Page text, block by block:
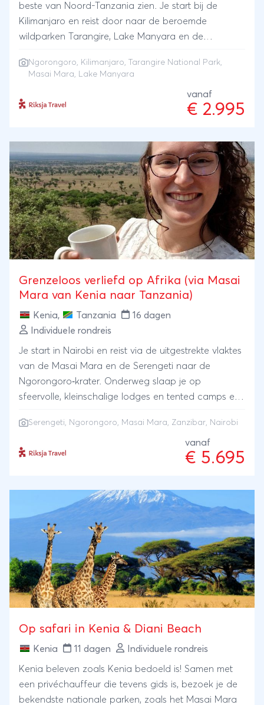
beste van Noord-Tanzania zien. Je start bij de
Kilimanjaro en reist door naar de beroemde
wildparken Tarangire, Lake Manyara en de
naar de Big Five en zie je hoe het landschap telkens
Masai en overnacht in kleinschalige lodges op
mooie plekken. Een gevarieerde Tanzania-ervaring,
Ngorongoro, Kilimanjaro, Tarangire National Park,
Masai Mara, Lake Manyara
vanaf
€ 2.995
Grenzeloos verliefd op Afrika (via Masai
Mara van Kenia naar Tanzania)
Kenia, Tanzania
16 dagen
Individuele rondreis
Je start in Nairobi en reist via de uitgestrekte vlaktes
van de Masai Mara en de Serengeti naar de
Ngorongoro‑krater. Onderweg slaap je op
sfeervolle, kleinschalige lodges en tented camps en
de Masai. Na het avontuur wacht ontspanning aan
Serengeti, Ngorongoro, Masai Mara, Zanzibar, Nairobi
vanaf
€ 5.695
Op safari in Kenia & Diani Beach
Kenia 11 dagen Individuele rondreis
Kenia beleven zoals Kenia bedoeld is! Samen met
een privéchauffeur die tevens gids is, bezoek je de
bekendste nationale parken, zoals het Masai Mara